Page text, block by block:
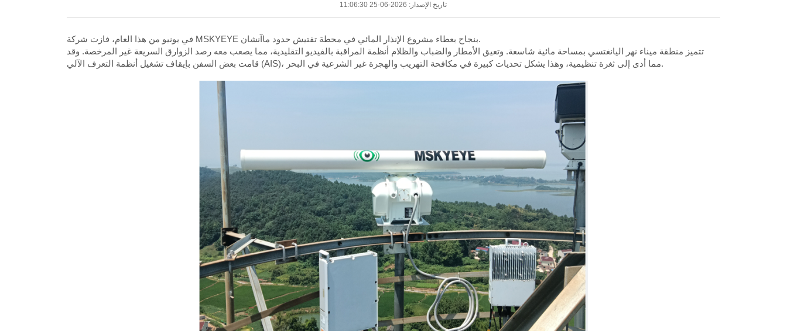
تاريخ الإصدار: 2026-06-25 11:06:30
في يونيو من هذا العام، فازت شركة MSKYEYE بنجاح بعطاء مشروع الإنذار المائي في محطة تفتيش حدود ماآنشان.
تتميز منطقة ميناء نهر اليانغتسي بمساحة مائية شاسعة. وتعيق الأمطار والضباب والظلام أنظمة المراقبة بالفيديو التقليدية، مما يصعب معه رصد الزوارق السريعة غير المرخصة. وقد
قامت بعض السفن بإيقاف تشغيل أنظمة التعرف الآلي (AIS)، مما أدى إلى ثغرة تنظيمية، وهذا يشكل تحديات كبيرة في مكافحة التهريب والهجرة غير الشرعية في البحر.